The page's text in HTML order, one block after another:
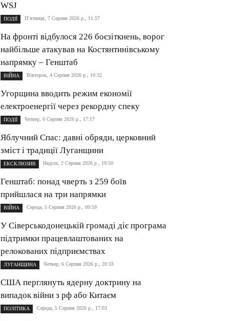
WSJ
ПОДІЇ П’ятниця, 7 Серпня 2026 р., 11:57
На фронті відбулося 226 боєзіткнень, ворог
найбільше атакував на Костянтинівському
напрямку – Генштаб
ВІЙНА Вівторок, 4 Серпня 2026 р., 10:32
Угорщина вводить режим економії
електроенергії через рекордну спеку
ПОДІЇ Четвер, 6 Серпня 2026 р., 17:17
Яблучний Спас: давні обряди, церковний
зміст і традиції Луганщини
ЕКСКЛЮЗИВ Неділя, 2 Серпня 2026 р., 19:50
Генштаб: понад чверть з 259 боїв
прийшлася на три напрямки
ВІЙНА Середа, 5 Серпня 2026 р., 09:59
У Сіверськодонецькій громаді діє програма
підтримки працевлаштованих на
релокованих підприємствах
ЛУГАНЩИНА Четвер, 6 Серпня 2026 р., 20:33
США перглянуть ядерну доктрину на
випадок війни з рф або Китаєм
ПОЛІТИКА Середа, 5 Серпня 2026 р., 17:03